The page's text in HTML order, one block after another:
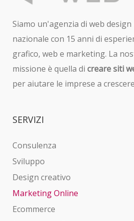
Siamo un'agenzia di web
nazionale con 15 anni di
grafico, web e marketing. La
missione è quella di creare siti
per aiutare le imprese a
SERVIZI
Consulenza
Sviluppo
Design creativo
Marketing Online
Ecommerce